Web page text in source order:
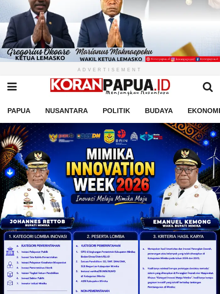
ADVERTISEMENT
PAPUA NUSANTARA POLITIK BUDAYA EKONOMI